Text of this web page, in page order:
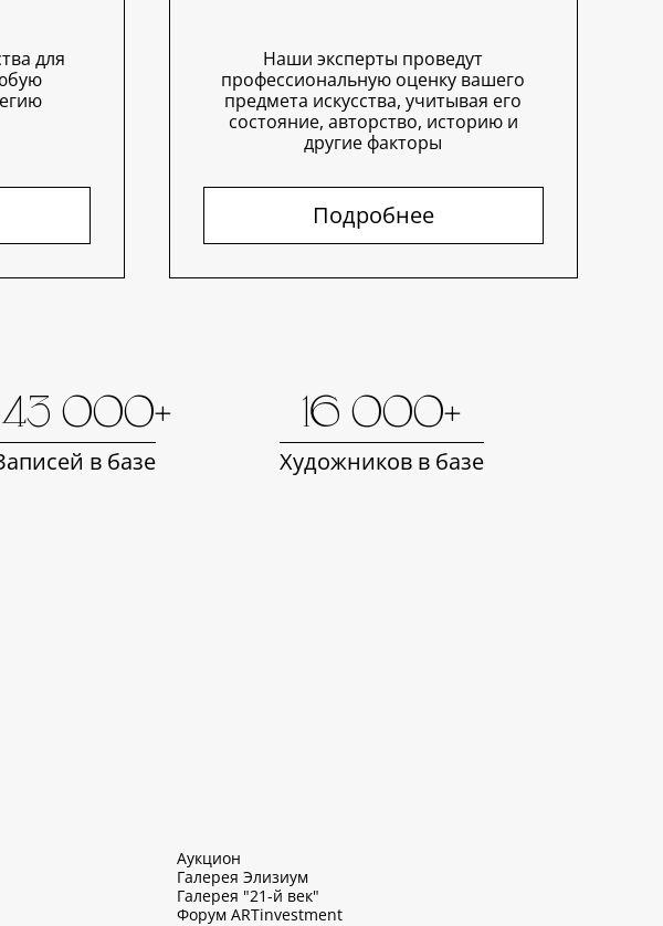
для
Наши эксперты проведут
профессиональную оценку вашего
предмета искусства, учитывая его
состояние, авторство, историю и
другие факторы
Подробнее
000+
в базе
16 000+
Художников в базе
Аукцион
Галерея Элизиум
Галерея "21-й век"
Форум ARTinvestment